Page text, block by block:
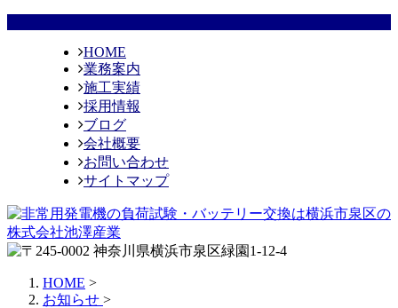
HOME
業務案内
施工実績
採用情報
ブログ
会社概要
お問い合わせ
サイトマップ
HOME >
お知らせ >